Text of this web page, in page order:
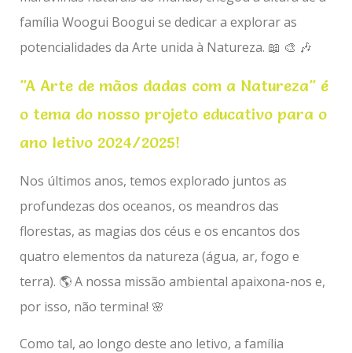
família Woogui Boogui se dedicar a explorar as
potencialidades da Arte unida à Natureza. 📖 🎨 🎶
"A Arte de mãos dadas com a Natureza" é
o tema do nosso projeto educativo para o
ano letivo 2024/2025!
Nos últimos anos, temos explorado juntos as
profundezas dos oceanos, os meandros das
florestas, as magias dos céus e os encantos dos
quatro elementos da natureza (água, ar, fogo e
terra). 🌎 A nossa missão ambiental apaixona-nos e,
por isso, não termina! 🌸
Como tal, ao longo deste ano letivo, a família